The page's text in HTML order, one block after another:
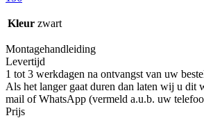
Kleur zwart
Montagehandleiding
Levertijd
1 tot 3 werkdagen na ontvangst van uw
Als het langer gaat duren dan laten wij u dit
mail of WhatsApp (vermeld a.u.b. uw
Prijs